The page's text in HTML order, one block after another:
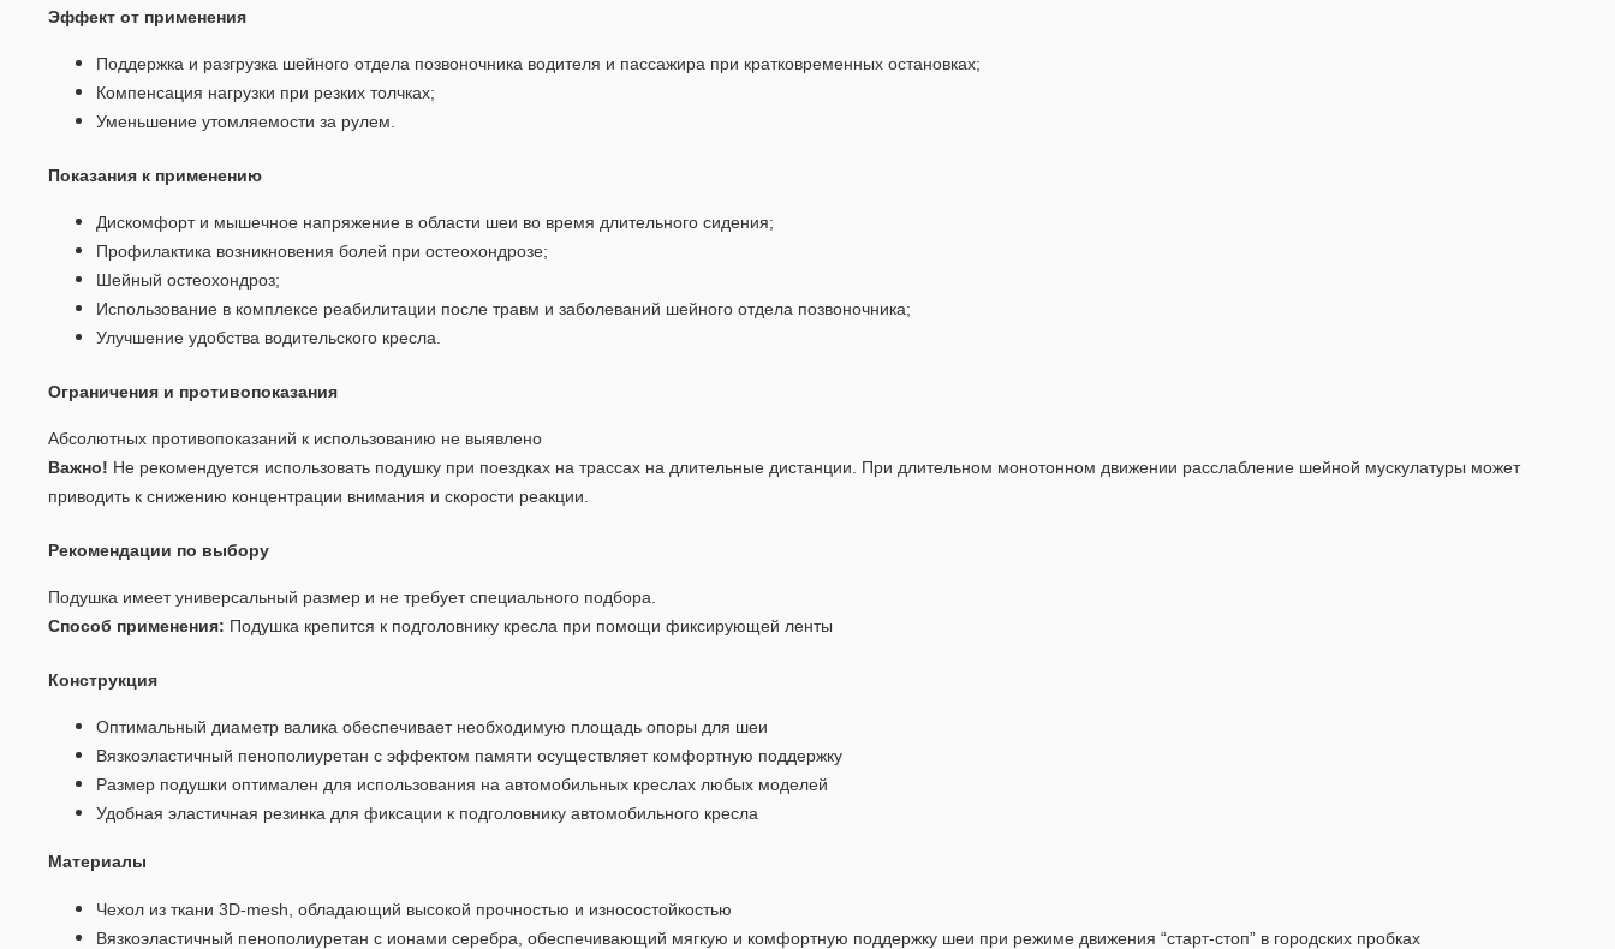
Эффект от применения
Поддержка и разгрузка шейного отдела позвоночника водителя и пассажира при кратковременных остановках;
Компенсация нагрузки при резких толчках;
Уменьшение утомляемости за рулем.
Показания к применению
Дискомфорт и мышечное напряжение в области шеи во время длительного сидения;
Профилактика возникновения болей при остеохондрозе;
Шейный остеохондроз;
Использование в комплексе реабилитации после травм и заболеваний шейного отдела позвоночника;
Улучшение удобства водительского кресла.
Ограничения и противопоказания
Абсолютных противопоказаний к использованию не выявлено
Важно! Не рекомендуется использовать подушку при поездках на трассах на длительные дистанции. При длительном монотонном движении расслабление шейной мускулатуры может
приводить к снижению концентрации внимания и скорости реакции.
Рекомендации по выбору
Подушка имеет универсальный размер и не требует специального подбора.
Способ применения: Подушка крепится к подголовнику кресла при помощи фиксирующей ленты
Конструкция
Оптимальный диаметр валика обеспечивает необходимую площадь опоры для шеи
Вязкоэластичный пенополиуретан с эффектом памяти осуществляет комфортную поддержку
Размер подушки оптимален для использования на автомобильных креслах любых моделей
Удобная эластичная резинка для фиксации к подголовнику автомобильного кресла
Материалы
Чехол из ткани 3D-mesh, обладающий высокой прочностью и износостойкостью
Вязкоэластичный пенополиуретан с ионами серебра, обеспечивающий мягкую и комфортную поддержку шеи при режиме движения “старт-стоп” в городских пробках